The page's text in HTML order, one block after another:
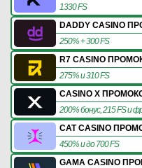
1330 FS
DADDY CASINO
250% + 300 FS
R7 CASINO
275% и 310 FS
CASINO X
200% бонус, 215 FS и
CAT CASINO
450% и до 700 FS
GAMA CASINO